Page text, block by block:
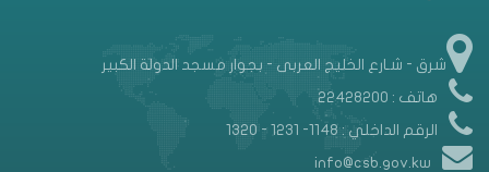
شرق - شـارع الخليج العربى - بجوار مسجد الدولة الكبير
هاتف : 22428200
الرقم الداخلي : 1148- 1231 - 1320
info@csb.gov.kw